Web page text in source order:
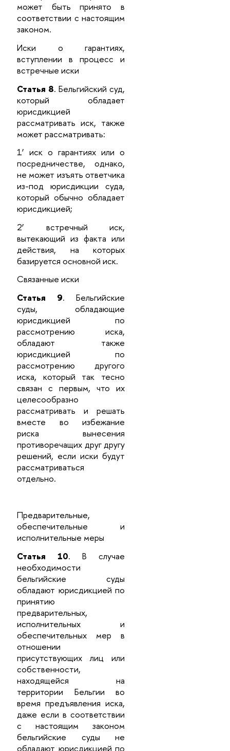
может быть принято в
соответствии с настоящим
законом.
Иски о гарантиях,
вступлении в процесс и
встречные иски
Статья 8. Бельгийский суд,
который обладает
юрисдикцией
рассматривать иск, также
может рассматривать:
1’ иск о гарантиях или о
посредничестве, однако,
не может изъять ответчика
из-под юрисдикции суда,
который обычно обладает
юрисдикцией;
2’ встречный иск,
вытекающий из факта или
действия, на которых
базируется основной иск.
Связанные иски
Статья 9. Бельгийские
суды, обладающие
юрисдикцией по
рассмотрению иска,
обладают также
юрисдикцией по
рассмотрению другого
иска, который так тесно
связан с первым, что их
целесообразно
рассматривать и решать
вместе во избежание
риска вынесения
противоречащих друг другу
решений, если иски будут
рассматриваться
отдельно.
Предварительные,
обеспечительные и
исполнительные меры
Статья 10. В случае
необходимости
бельгийские суды
обладают юрисдикцией по
принятию
предварительных,
исполнительных и
обеспечительных мер в
отношении
присутствующих лиц или
собственности,
находящейся на
территории Бельгии во
время предъявления иска,
даже если в соответствии
с настоящим законом
бельгийские суды не
обладают юрисдикцией по